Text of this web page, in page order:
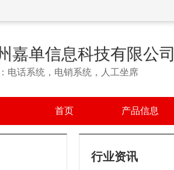
嘉单信息科技有限公司
电话系统，电销系统，人工坐席
首页 产品信息
行业资讯